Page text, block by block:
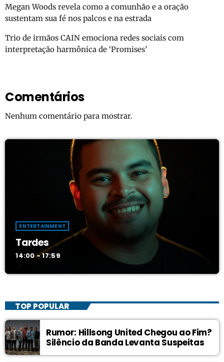
Megan Woods revela como a comunhão e a oração
sustentam sua fé nos palcos e na estrada
Trio de irmãos CAIN emociona redes sociais com
interpretação harmônica de ‘Promises’
Comentários
Nenhum comentário para mostrar.
ENTERTAINMENT
Tardes
14:00 - 17:59
TOP POPULAR
Rumor: Hillsong United Chegou ao Fim?
Silêncio da Banda Levanta Suspeitas